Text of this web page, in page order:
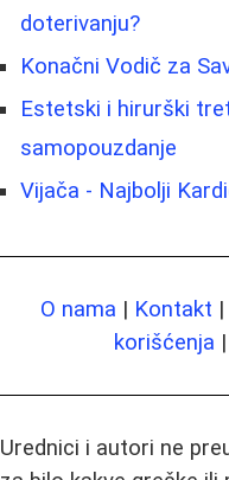
doterivanju?
Konačni Vodič za
Estetski i hirurški
samopouzdanje
Vijača - Najbolji
O nama | Kontakt |
korišćenja |
Urednici i autori ne